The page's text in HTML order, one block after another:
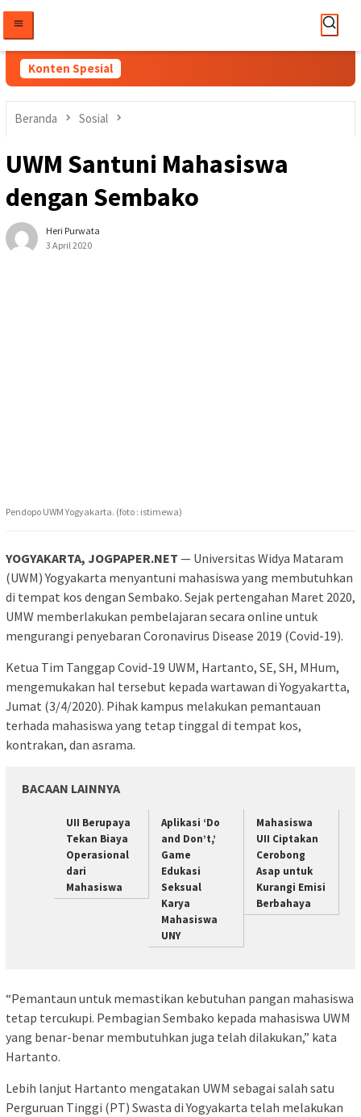
konten
Konten Spesial
Beranda Sosial
UWM Santuni Mahasiswa
dengan Sembako
Heri Purwata
3 April 2020
Pendopo UWM Yogyakarta. (foto : istimewa)
YOGYAKARTA, JOGPAPER.NET — Universitas Widya Mataram
(UWM) Yogyakarta menyantuni mahasiswa yang membutuhkan
di tempat kos dengan Sembako. Sejak pertengahan Maret 2020,
UMW memberlakukan pembelajaran secara online untuk
mengurangi penyebaran Coronavirus Disease 2019 (Covid-19).
Ketua Tim Tanggap Covid-19 UWM, Hartanto, SE, SH, MHum,
mengemukakan hal tersebut kepada wartawan di Yogyakartta,
Jumat (3/4/2020). Pihak kampus melakukan pemantauan
terhada mahasiswa yang tetap tinggal di tempat kos,
kontrakan, dan asrama.
BACAAN LAINNYA
UII Berupaya
Tekan Biaya
Operasional
dari
Mahasiswa
Aplikasi ‘Do
and Don’t,’
Game
Edukasi
Seksual
Karya
Mahasiswa
UNY
Mahasiswa
UII Ciptakan
Cerobong
Asap untuk
Kurangi Emisi
Berbahaya
“Pemantaun untuk memastikan kebutuhan pangan mahasiswa
tetap tercukupi. Pembagian Sembako kepada mahasiswa UWM
yang benar-benar membutuhkan juga telah dilakukan,” kata
Hartanto.
Lebih lanjut Hartanto mengatakan UWM sebagai salah satu
Perguruan Tinggi (PT) Swasta di Yogyakarta telah melakukan